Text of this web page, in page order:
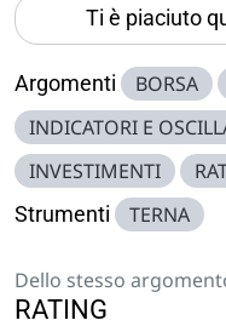
Ti è piaciuto
Argomenti BORSA
INDICATORI E
INVESTIMENTI
Strumenti TERNA
Dello stesso
RATING